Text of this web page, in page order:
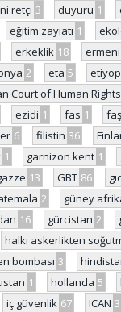
retçi 3 duyuru 1
eğitim zayiatı 1
erkeklik 18 ermeni
2 eta 5
Court of Human Rights
ezidi 1 fas 1
6 filistin 36
1 garnizon kent 1
13 GBT 86
2 güney
16 gürcistan 2
halkı askerlikten
bombası 3
1 hollanda 5
iç güvenlik 67 ICAN 3